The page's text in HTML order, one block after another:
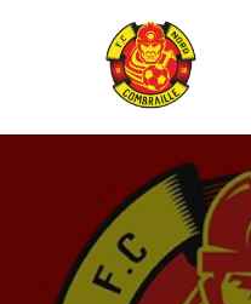
Le Club
École de foot
Évènements